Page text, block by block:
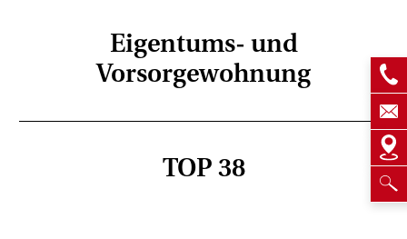
Eigentums- und
Vorsorgewohnung
TOP 38